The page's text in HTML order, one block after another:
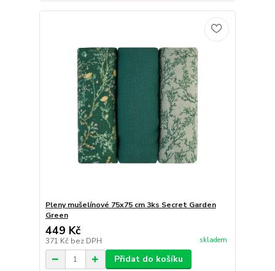
Pleny mušelínové 75x75 cm 3ks Secret Garden
Green
449 Kč
371 Kč bez DPH skladem
Přidat do košíku